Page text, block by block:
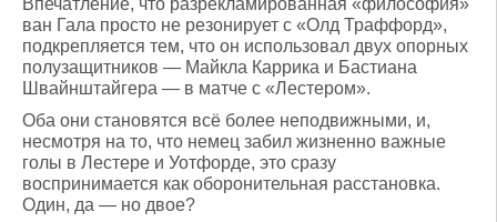
Впечатление, что разрекламированная «философия»
ван Гала просто не резонирует с «Олд Траффорд»,
подкрепляется тем, что он использовал двух опорных
полузащитников — Майкла Каррика и Бастиана
Швайнштайгера — в матче с «Лестером».
Оба они становятся всё более неподвижными, и,
несмотря на то, что немец забил жизненно важные
голы в Лестере и Уотфорде, это сразу
воспринимается как оборонительная расстановка.
Один, да — но двое?